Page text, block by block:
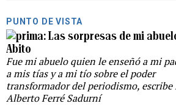
PUNTO DE VISTA
Las sorpresas de mi
Abito
Fue mi abuelo quien le enseñó a mi
a mis tías y a mi tío sobre el poder
transformador del periodismo, escribe
Alberto Ferré Sadurní